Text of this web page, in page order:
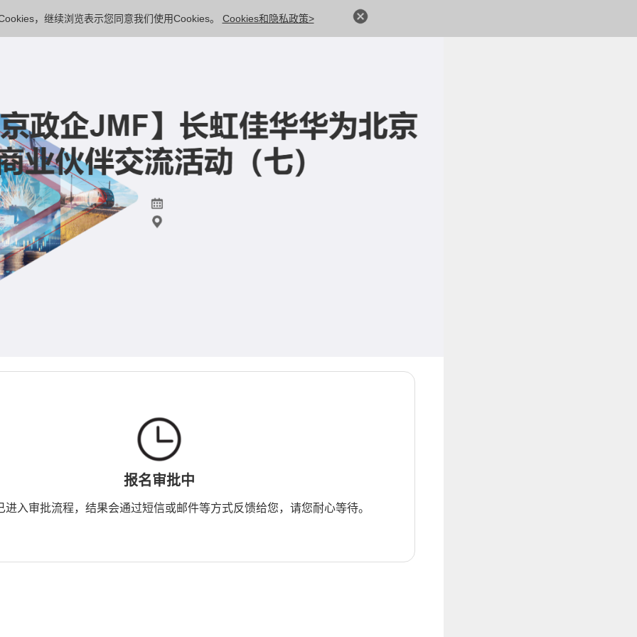
，继续浏览表示您同意我们使用Cookies。 Cookies和隐私政策>
报名审批中
进入审批流程，结果会通过短信或邮件等方式反馈给您，请您耐心等待。